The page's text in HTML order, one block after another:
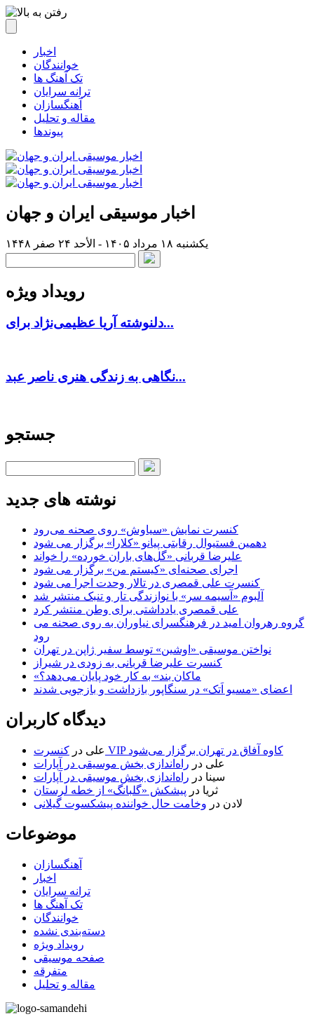
اخبار
خوانندگان
تک آهنگ ها
ترانه سرایان
آهنگسازان
مقاله و تحلیل
پیوندها
اخبار موسیقی ایران و جهان
یکشنبه ۱۸ مرداد ۱۴۰۵ - الأحد ۲۴ صفر ۱۴۴۸
رویداد ویژه
دلنوشته آریا عظیمی‌نژاد برای...
نگاهی به زندگی هنری ناصر عبد...
جستجو
نوشته های جدید
کنسرت‌ نمایش «سیاوش» روی صحنه می‌رود
دهمین فستیوال رقابتی پیانو «کلارا» برگزار می شود
علیرضا قربانی «گل‌های باران خورده» را خواند
اجرای صحنه‌ای «کیستم من» برگزار می شود
کنسرت علی قمصری در تالار وحدت اجرا می شود
آلبوم «آسیمه سر» با نوازندگی تار و تنبک منتشر شد
علی قمصری یادداشتی برای وطن منتشر کرد
گروه رهروان امید در فرهنگسرای نیاوران به روی صحنه می
رود
نواختن موسیقی «اوشین» توسط سفیر ژاپن در تهران
کنسرت علیرضا قربانی به زودی در شیراز
«ماکان بند» به کار خود پایان می‌دهد؟
اعضای «مسیو اَتک» در سنگاپور بازداشت و بازجویی شدند
دیدگاه کاربران
علی در
کنسرت VIP کاوه آفاق در تهران برگزار می‌شود
علی در راه‌اندازی بخش موسیقی در آپارات
سینا در راه‌اندازی بخش موسیقی در آپارات
ثریا در پیشکش «گلبانگ» از خطه لرستان
لادن در وخامت حال خواننده پیشکسوت گیلانی
موضوعات
آهنگسازان
اخبار
ترانه سرایان
تک آهنگ ها
خوانندگان
دسته‌بندی نشده
رویداد ویژه
صفحه موسیقی
متفرقه
مقاله و تحلیل